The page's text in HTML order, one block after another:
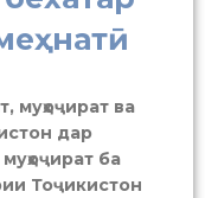
муҳоҷират ва
дар
ба
Тоҷикистон